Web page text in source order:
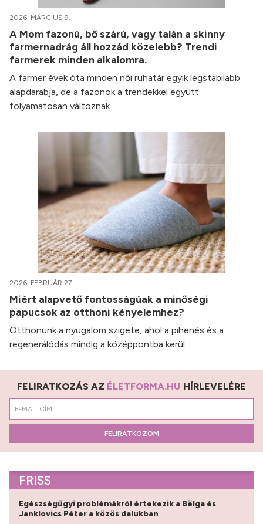
2026. MÁRCIUS 9.
A Mom fazonú, bő szárú, vagy talán a skinny
farmernadrág áll hozzád közelebb? Trendi
farmerek minden alkalomra.
A farmer évek óta minden női ruhatár egyik legstabilabb
alapdarabja, de a fazonok a trendekkel együtt
folyamatosan változnak.
2026. FEBRUÁR 27.
Miért alapvető fontosságúak a minőségi
papucsok az otthoni kényelemhez?
Otthonunk a nyugalom szigete, ahol a pihenés és a
regenerálódás mindig a középpontba kerül.
FELIRATKOZÁS AZ ÉLETFORMA.HU HÍRLEVELÉRE
FELIRATKOZOM
FRISS
Egészségügyi problémákról értekezik a Bëlga és
Janklovics Péter a közös dalukban